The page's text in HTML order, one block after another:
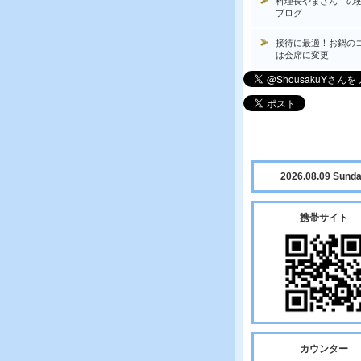
ブログ
接待に最適！お鍋の
は会席に変更
2026.08.09
携帯サイト
カウンター